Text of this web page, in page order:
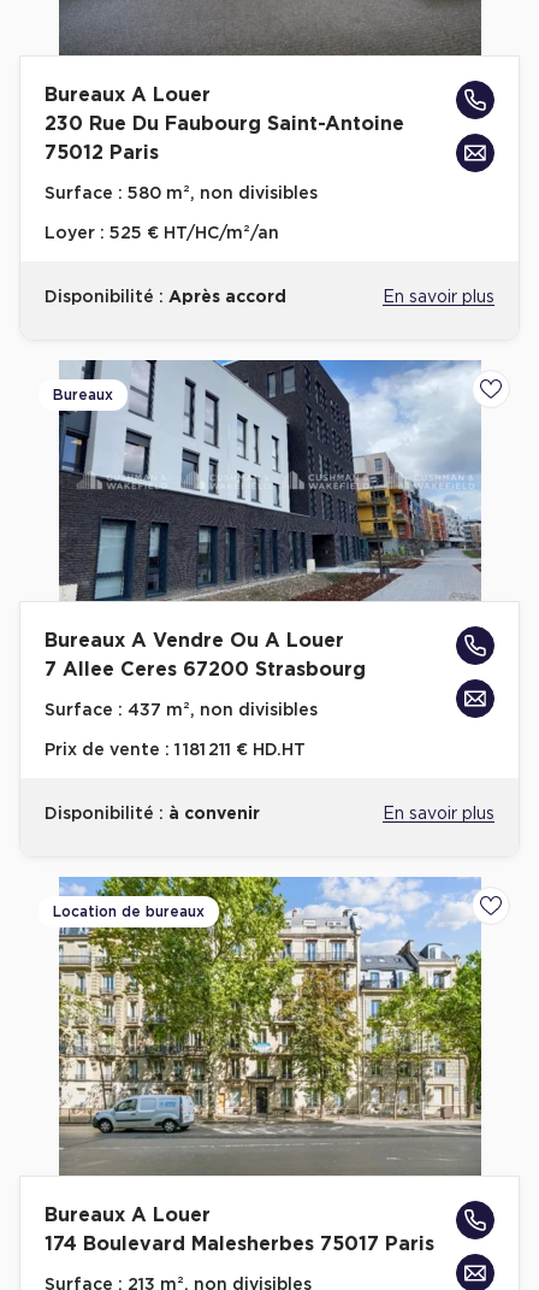
Bureaux A Louer
230 Rue Du Faubourg Saint-Antoine
75012 Paris
Surface : 580 m², non divisibles
Loyer : 525 € HT/HC/m²/an
Disponibilité : Après accord En savoir plus
Bureaux
Bureaux A Vendre Ou A Louer
7 Allee Ceres 67200 Strasbourg
Surface : 437 m², non divisibles
Prix de vente : 1 181 211 € HD.HT
Disponibilité : à convenir En savoir plus
Location de bureaux
Bureaux A Louer
174 Boulevard Malesherbes 75017 Paris
Surface : 213 m², non divisibles